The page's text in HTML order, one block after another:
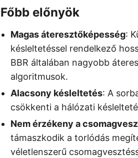
Főbb előnyök
Magas áteresztőképesség:
késleltetéssel rendelkező
BBR általában nagyobb
algoritmusok.
Alacsony késleltetés: A
csökkenti a hálózati
Nem érzékeny a
támaszkodik a torlódás
véletlenszerű